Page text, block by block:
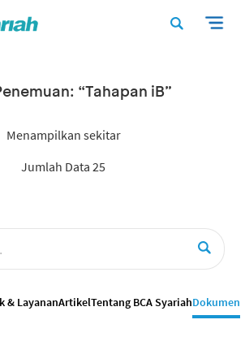
“Tahapan iB”
Menampilkan sekitar
Jumlah Data 25
& LayananArtikelTentang BCA SyariahDokumen